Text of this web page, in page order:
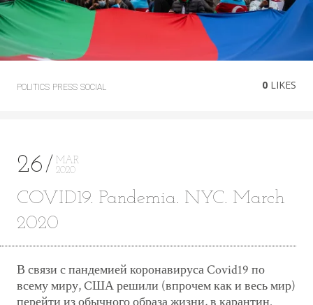
POLITICS PRESS SOCIAL 0 LIKES
26
MAR
2020
COVID19. Pandemia. NYC. March
2020
В связи с пандемией коронавируса Covid19 по
всему миру, CША решили (впрочем как и весь мир)